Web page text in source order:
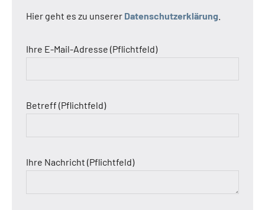
Hier geht es zu unserer Datenschutzerklärung
Ihre E-Mail-Adresse (Pflichtfeld)
Betreff (Pflichtfeld)
Ihre Nachricht (Pflichtfeld)